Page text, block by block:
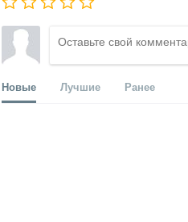
Новые Лучшие Ранее